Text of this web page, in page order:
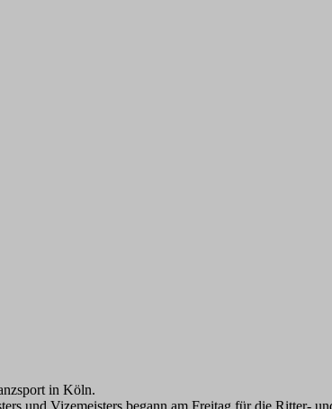
in Köln.
und Vizemeisters begann am Freitag für die Ritter-